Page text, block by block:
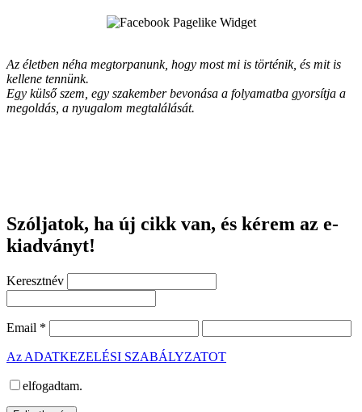
Az életben néha megtorpanunk, hogy most mi is történik, és mit is
kellene tennünk.
Egy külső szem, egy szakember bevonása a folyamatba gyorsítja a
megoldás, a nyugalom megtalálását.
Szóljatok, ha új cikk van, és kérem az e-
kiadványt!
Keresztnév
Email *
Az ADATKEZELÉSI SZABÁLYZATOT
elfogadtam.